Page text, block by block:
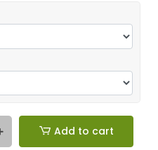
Add to cart